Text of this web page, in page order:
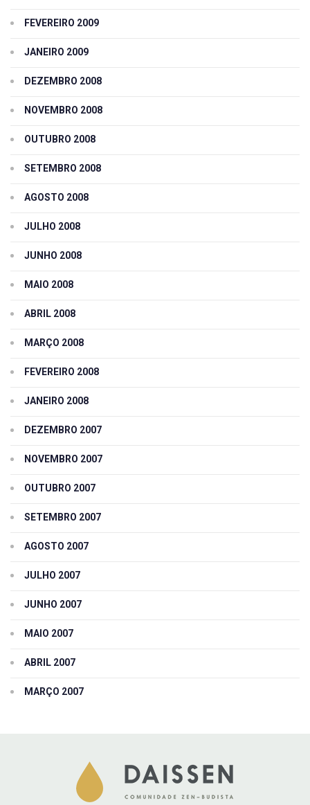
FEVEREIRO 2009
JANEIRO 2009
DEZEMBRO 2008
NOVEMBRO 2008
OUTUBRO 2008
SETEMBRO 2008
AGOSTO 2008
JULHO 2008
JUNHO 2008
MAIO 2008
ABRIL 2008
MARÇO 2008
FEVEREIRO 2008
JANEIRO 2008
DEZEMBRO 2007
NOVEMBRO 2007
OUTUBRO 2007
SETEMBRO 2007
AGOSTO 2007
JULHO 2007
JUNHO 2007
MAIO 2007
ABRIL 2007
MARÇO 2007